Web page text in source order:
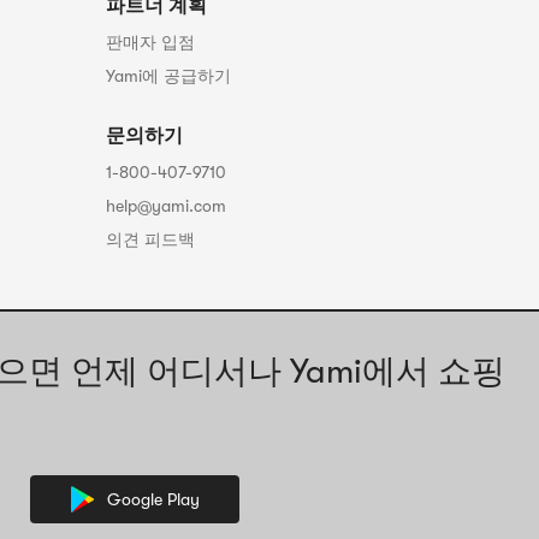
파트너 계획
판매자 입점
Yami에 공급하기
문의하기
1-800-407-9710
help@yami.com
의견 피드백
면 언제 어디서나 Yami에서 쇼핑
Google Play